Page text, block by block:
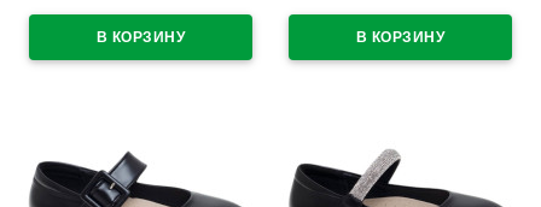
арт.R555094709NBK
арт.R231894779DB